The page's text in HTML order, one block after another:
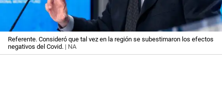
Referente. Consideró que tal vez en la región se subestimaron los efectos
negativos del Covid. | NA